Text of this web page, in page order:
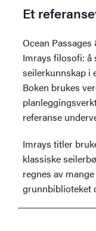
Et
Ocean
Imrays filosofi: å
seilerkunnskap i
Boken brukes
referanse
Imrays titler
klassiske
regnes av
grunnbiblioteket